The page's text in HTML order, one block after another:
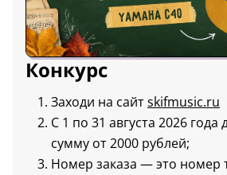
Конкурс
Заходи на сайтskifmusic.ru
С 1 по 31 августа 2026 года
сумму от 2000 рублей;
Номер заказа — это номер